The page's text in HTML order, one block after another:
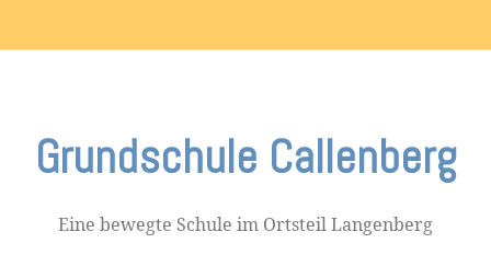
Grundschule Callenberg
Eine bewegte Schule im Ortsteil Langenberg